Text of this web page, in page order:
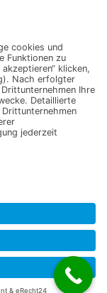
[amazon
hatten und ich
und Affliate-Links